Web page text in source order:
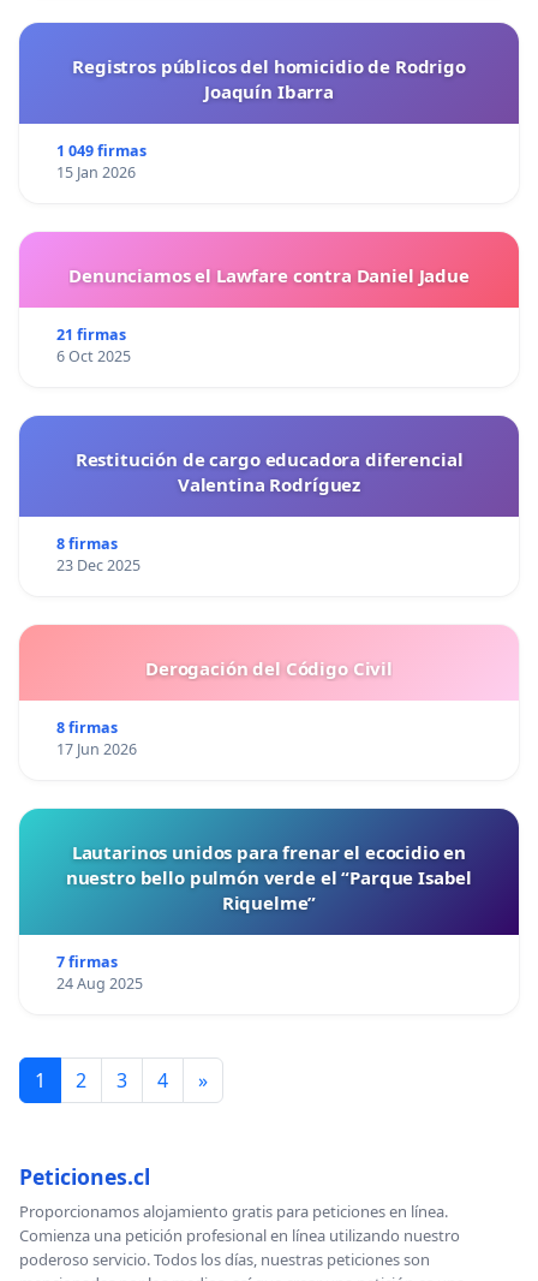
Registros públicos del homicidio de Rodrigo
Joaquín Ibarra
1 049 firmas
15 Jan 2026
Denunciamos el Lawfare contra Daniel Jadue
21 firmas
6 Oct 2025
Restitución de cargo educadora diferencial
Valentina Rodríguez
8 firmas
23 Dec 2025
Derogación del Código Civil
8 firmas
17 Jun 2026
Lautarinos unidos para frenar el ecocidio en
nuestro bello pulmón verde el “Parque Isabel
Riquelme”
7 firmas
24 Aug 2025
1 2 3 4 »
Peticiones.cl
Proporcionamos alojamiento gratis para peticiones en línea.
Comienza una petición profesional en línea utilizando nuestro
poderoso servicio. Todos los días, nuestras peticiones son